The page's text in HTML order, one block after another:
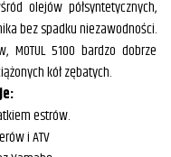
olejów półsyntetycznych,
bez spadku niezawodności.
MOTUL 5100 bardzo dobrze
kół zębatych.
estrów.
i ATV